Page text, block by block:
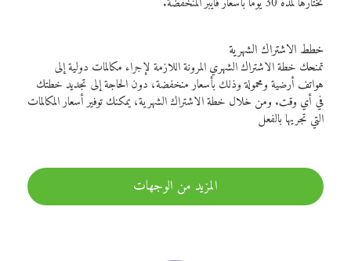
خطط الاشتراك الشهرية
تمنحك خطة الاشتراك الشهري المرونة اللازمة لإجراء مكالمات دولية إلى
هواتف أرضية ومحمولة وذلك بأسعار منخفضة، دون الحاجة إلى تجديد خطتك
في أي وقت. ومن خلال خطة الاشتراك الشهرية، يمكنك توفير أسعار المكالمات
التي تجريها بالفعل
المزيد من الوجهات